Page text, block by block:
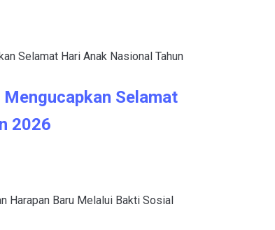
Mengucapkan Selamat
2026